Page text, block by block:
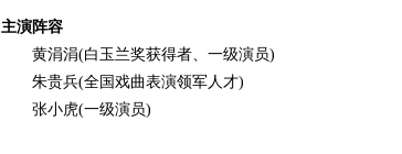
主演阵容
黄涓涓(白玉兰奖获得者、一级演员)
朱贵兵(全国戏曲表演领军人才)
张小虎(一级演员)